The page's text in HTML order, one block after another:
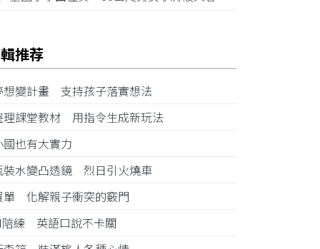
推荐
想變計畫 支持孩子落實想法
理課堂教材 用指令生成新玩法
國也有大實力
裝水變凸透鏡 烈日引火燒車
單 化解親子衝突的竅門
陪練 英語口說不卡關